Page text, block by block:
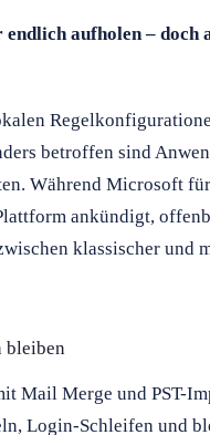
aufholen – doch
betroffen sind
Während Microsoft
ankündigt,
klassischer und
bleiben
Mail Merge und PST-
Login-Schleifen und